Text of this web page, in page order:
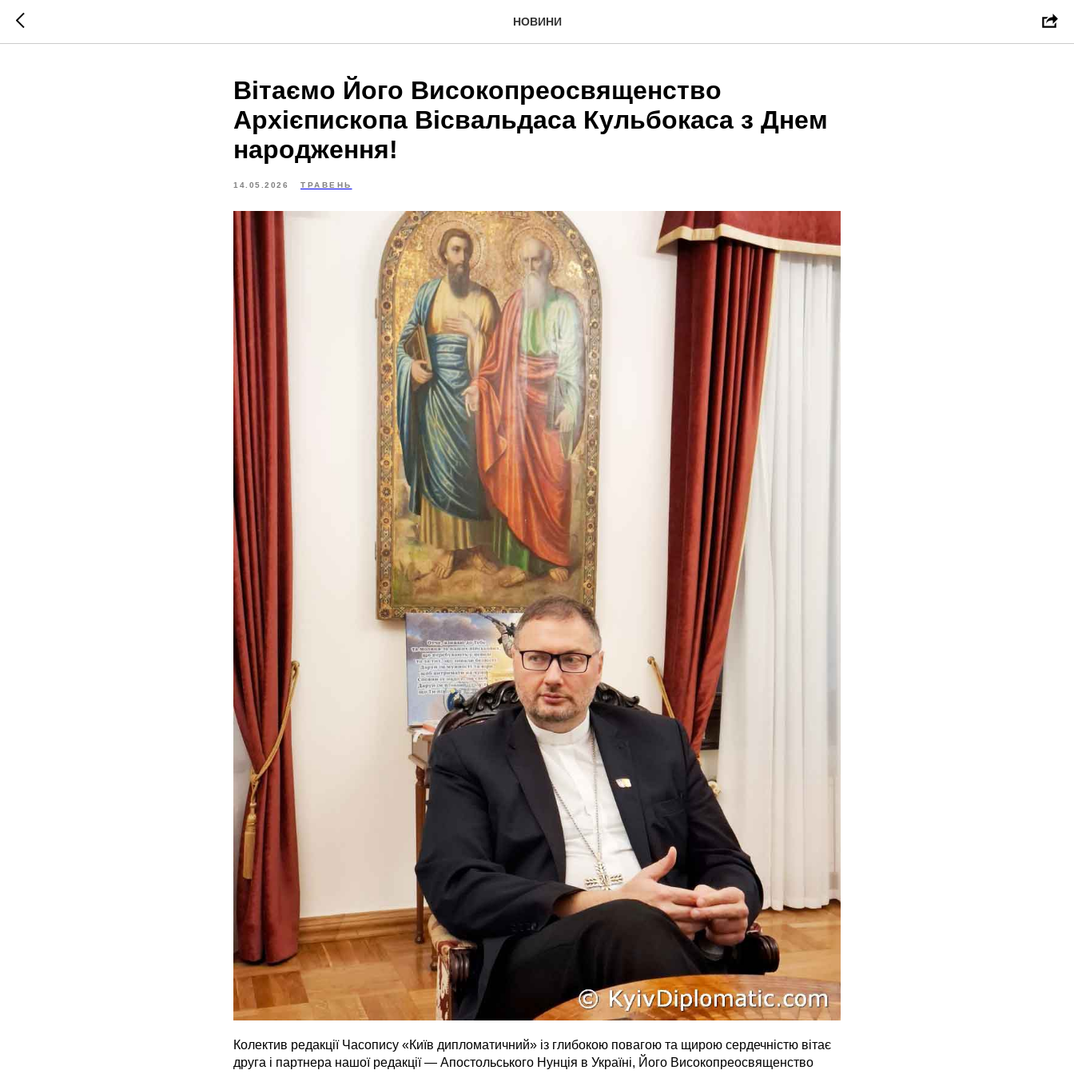
НОВИНИ
Вітаємо Його Високопреосвященство
Архієпископа Вісвальдаса Кульбокаса з Днем
народження!
14.05.2026 ТРАВЕНЬ
Колектив редакції Часопису «Київ дипломатичний» із глибокою повагою та щирою сердечністю вітає
друга і партнера нашої редакції — Апостольського Нунція в Україні, Його Високопреосвященство